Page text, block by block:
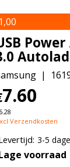
1,00
7.60
6.28
Verzendkosten
3-5
voorraad